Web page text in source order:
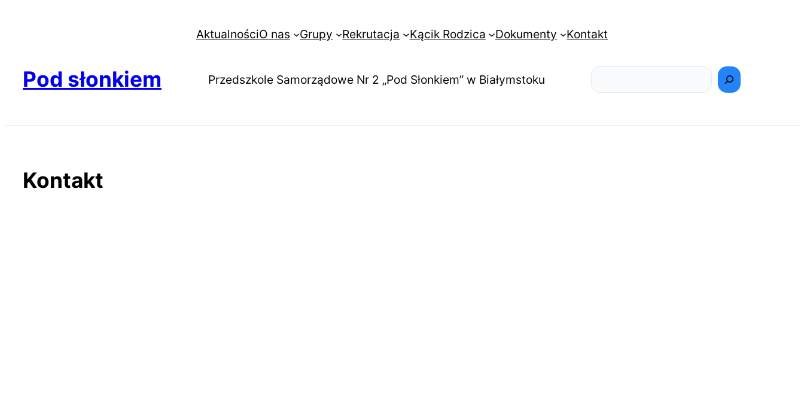
AktualnościO nas Grupy Rekrutacja Kącik Rodzica Dokumenty Kontakt
Pod słonkiem Przedszkole Samorządowe Nr 2 „Pod Słonkiem” w Białymstoku
Kontakt